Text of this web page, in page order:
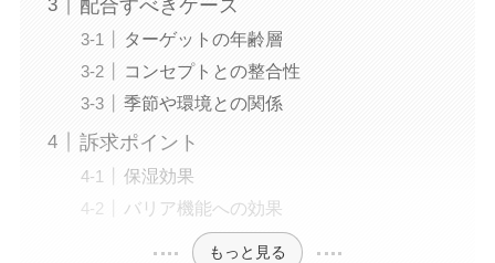
配合すべきケース
ターゲットの年齢層
コンセプトとの整合性
季節や環境との関係
訴求ポイント
保湿効果
バリア機能への効果
もっと見る